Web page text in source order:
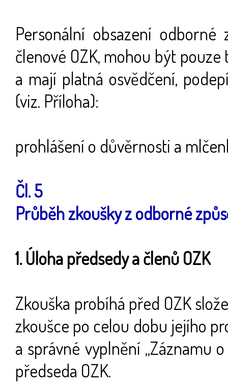
Personální obsazení odborné
členové OZK, mohou být
a mají platná osvědčení,
(viz. Příloha):
prohlášení o důvěrnosti a
Čl. 5
Průběh zkoušky z odborné
1. Úloha předsedy a členů OZK
Zkouška probíhá před OZK
zkoušce po celou dobu jejího
a správné vyplnění „Záznamu
předseda OZK.